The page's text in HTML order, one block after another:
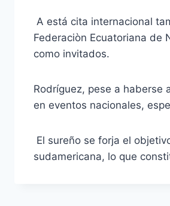
A está cita internacional
Federaciòn Ecuatoriana
como invitados.
Rodríguez, pese a haberse
en eventos nacionales,
El sureño se forja el
sudamericana, lo que